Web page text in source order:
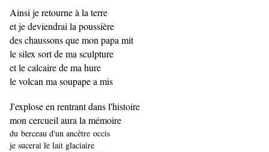
Ainsi je retourne à la terre
et je deviendrai la poussière
des chaussons que mon papa mit
le silex sort de ma sculpture
et le calcaire de ma hure
le volcan ma soupape a mis
J'explose en rentrant dans l'histoire
mon cercueil aura la mémoire
du berceau d'un ancêtre occis
je sucerai le lait glaciaire